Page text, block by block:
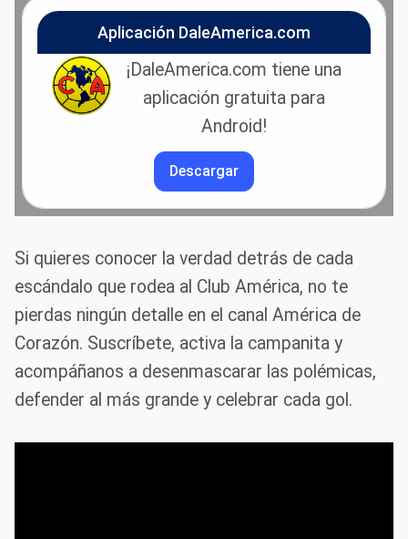
Aplicación DaleAmerica.com
¡DaleAmerica.com tiene una
aplicación gratuita para
Android!
Descargar
Si quieres conocer la verdad detrás de cada
escándalo que rodea al Club América, no te
pierdas ningún detalle en el canal América de
Corazón. Suscríbete, activa la campanita y
acompáñanos a desenmascarar las polémicas,
defender al más grande y celebrar cada gol.